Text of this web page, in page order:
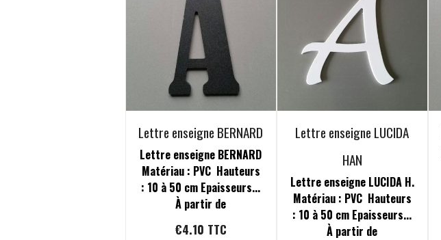
Lettre enseigne BERNARD
Lettre enseigne BERNARD
Matériau : PVC Hauteurs
: 10 à 50 cm Epaisseurs...
À partir de
€4.10 TTC
Lettre enseigne LUCIDA
HAN
Lettre enseigne LUCIDA H.
Matériau : PVC Hauteurs
: 10 à 50 cm Epaisseurs...
À partir de